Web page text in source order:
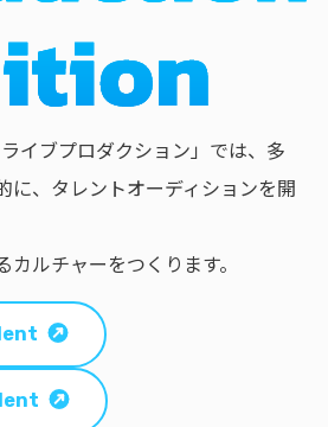
イブプロダクション」では、多
に、タレントオーディションを開
ルチャーをつくります。